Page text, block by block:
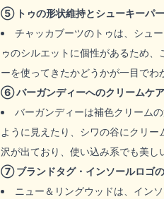
⑤ トゥの形状維持とシューキーパ
チャッカブーツのトゥは、シュ
ゥのシルエットに個性があるため
ーを使ってきたかどうかが一目でわ
⑥ バーガンディーへのクリームケ
バーガンディーは補色クリーム
ように見えたり、シワの谷にクリ
沢が出ており、使い込み系でも美し
⑦ ブランドタグ・インソールロゴ
ニュー＆リングウッドは、イン